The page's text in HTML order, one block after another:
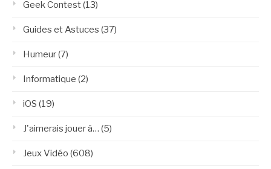
Geek Contest(13)
Guides et Astuces (37)
Humeur(7)
Informatique (2)
iOS (19)
J'aimerais jouer à… (5)
Jeux Vidéo (608)